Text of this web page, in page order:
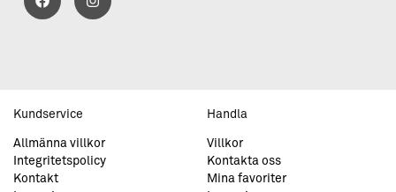
Kundservice
Allmänna villkor
Integritetspolicy
Kontakt
Handla
Villkor
Kontakta oss
Mina favoriter